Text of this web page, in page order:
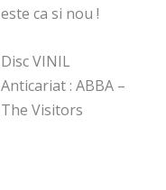
este ca si nou !
Disc VINIL
Anticariat : ABBA –
The Visitors